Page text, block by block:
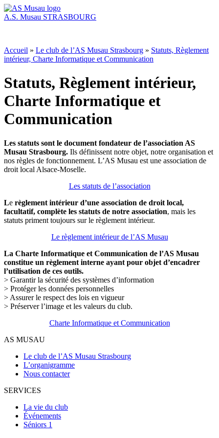
A.S. Musau STRASBOURG
Accueil » Le club de l’AS Musau Strasbourg » Statuts, Règlement
intérieur, Charte Informatique et Communication
Statuts, Règlement intérieur,
Charte Informatique et
Communication
Les statuts sont le document fondateur de l’association AS
Musau Strasbourg. Ils définissent notre objet, notre organisation et
nos règles de fonctionnement. L’AS Musau est une association de
droit local Alsace-Moselle.
Les statuts de l’association
Le règlement intérieur d’une association de droit local,
facultatif, complète les statuts de notre association, mais les
statuts priment toujours sur le règlement intérieur.
Le règlement intérieur de l’AS Musau
La Charte Informatique et Communication de l’AS Musau
constitue un règlement interne ayant pour objet d’encadrer
l’utilisation de ces outils.
> Garantir la sécurité des systèmes d’information
> Protéger les données personnelles
> Assurer le respect des lois en vigueur
> Préserver l’image et les valeurs du club.
Charte Informatique et Communication
AS MUSAU
Le club de l’AS Musau Strasbourg
L’organigramme
Nous contacter
SERVICES
La vie du club
Événements
Séniors 1